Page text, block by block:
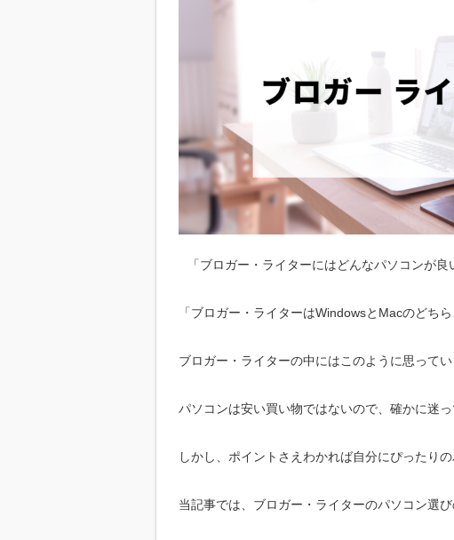
「ブロガー・ライターにはどんなパソコンが良
「ブロガー・ライターはWindowsとMacのどちら
ブロガー・ライターの中にはこのように思ってい
パソコンは安い買い物ではないので、確かに迷っ
しかし、ポイントさえわかれば自分にぴったり
当記事では、ブロガー・ライターのパソコン選